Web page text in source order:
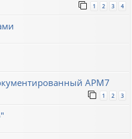
1 2 3 4
АРМ7
1 2 3